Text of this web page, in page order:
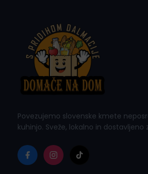
Povezujemo slovenske kmete
kuhinjo. Sveže, lokalno in dostavljeno